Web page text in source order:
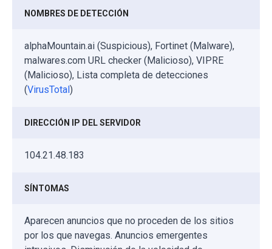
NOMBRES DE DETECCIÓN
alphaMountain.ai (Suspicious), Fortinet (Malware),
malwares.com URL checker (Malicioso), VIPRE
(Malicioso), Lista completa de detecciones
(VirusTotal)
DIRECCIÓN IP DEL SERVIDOR
104.21.48.183
SÍNTOMAS
Aparecen anuncios que no proceden de los sitios
por los que navegas. Anuncios emergentes